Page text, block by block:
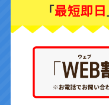
「最短即日